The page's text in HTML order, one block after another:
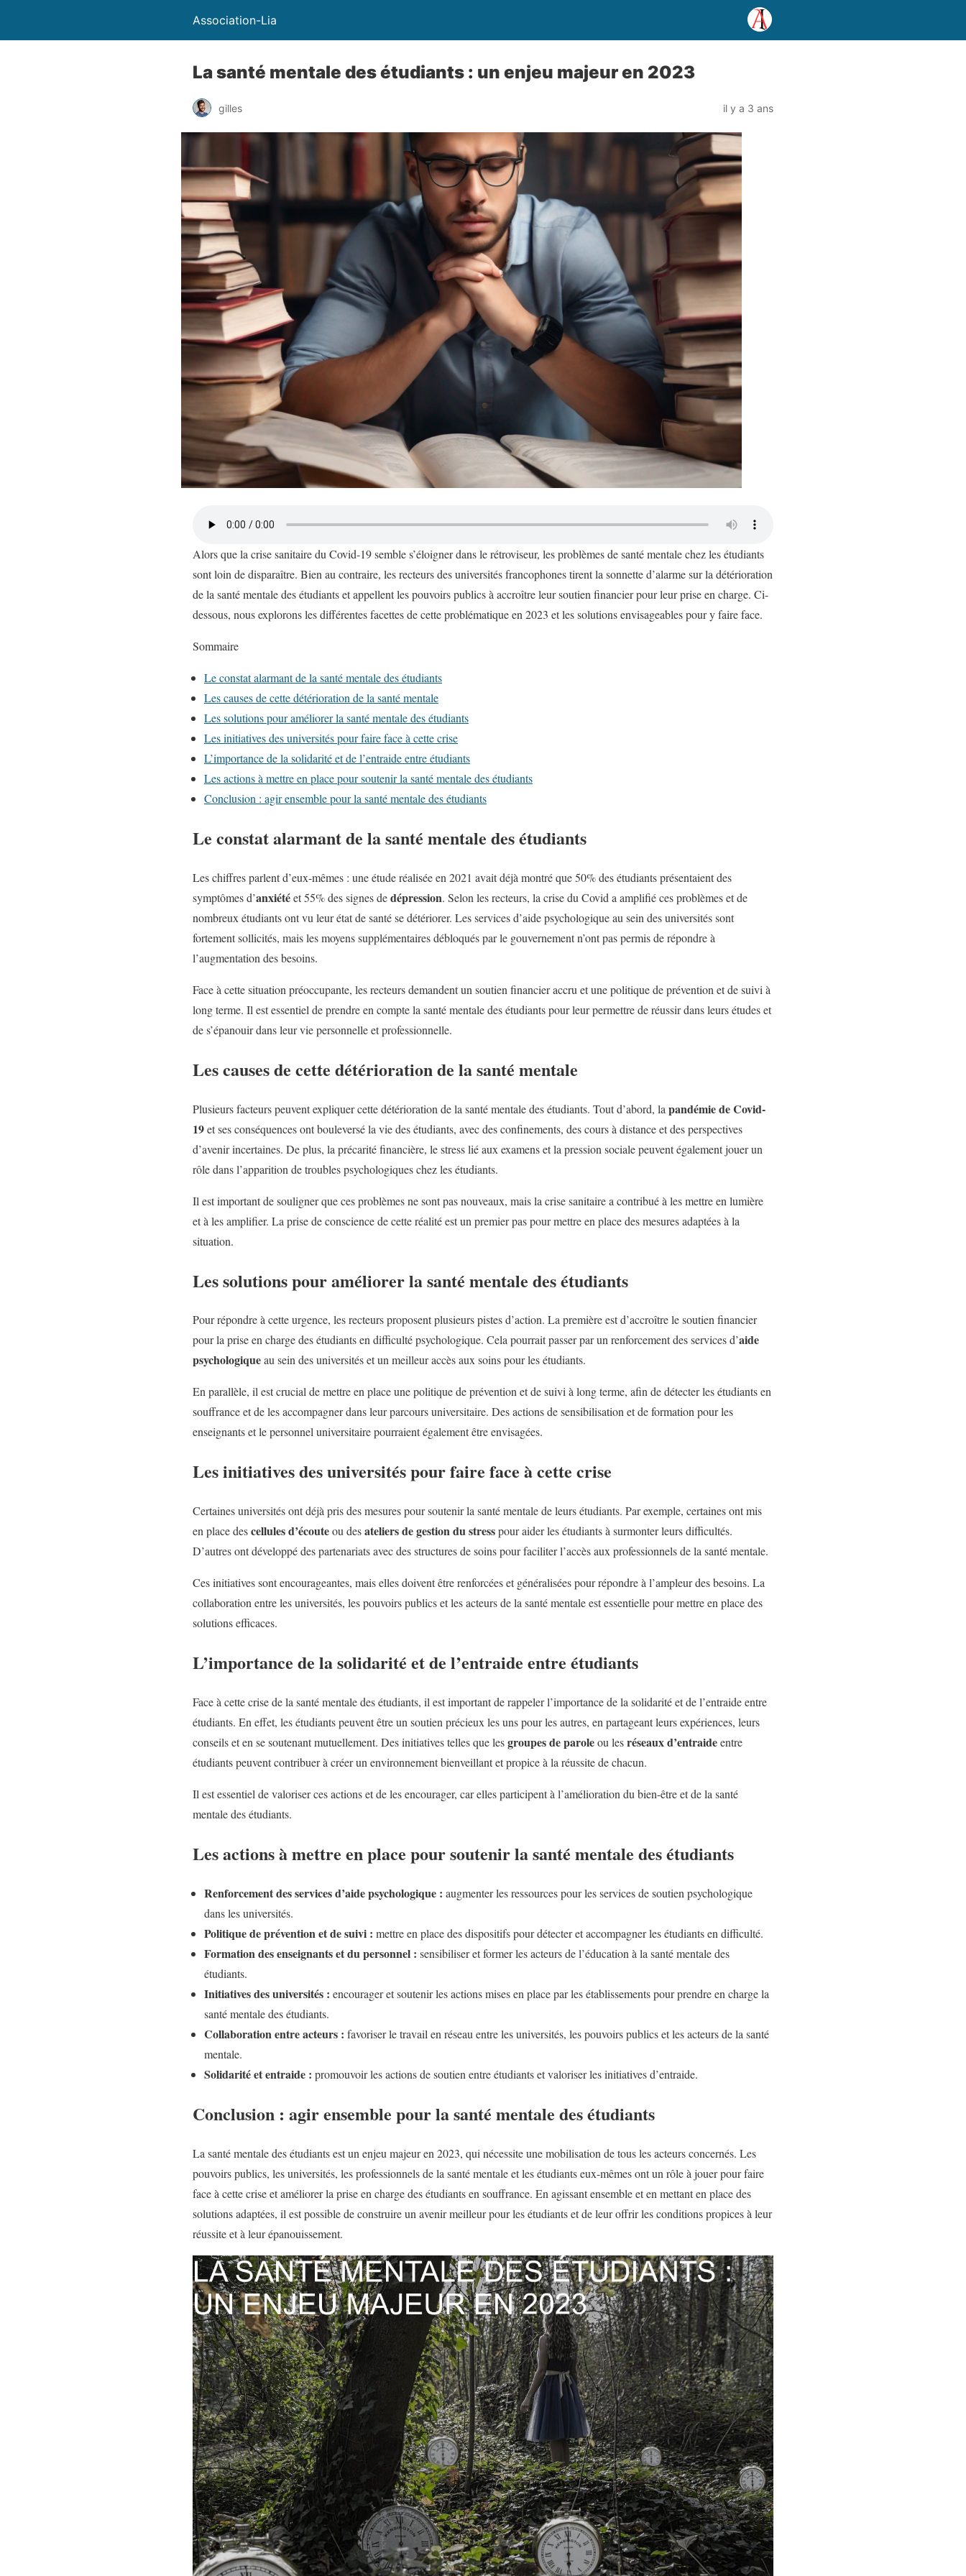
Association-Lia
La santé mentale des étudiants : un enjeu majeur en 2023
gilles il y a 3 ans
Alors que la crise sanitaire du Covid-19 semble s’éloigner dans le rétroviseur, les problèmes de santé mentale chez les étudiants
sont loin de disparaître. Bien au contraire, les recteurs des universités francophones tirent la sonnette d’alarme sur la détérioration
de la santé mentale des étudiants et appellent les pouvoirs publics à accroître leur soutien financier pour leur prise en charge. Ci-
dessous, nous explorons les différentes facettes de cette problématique en 2023 et les solutions envisageables pour y faire face.
Sommaire
Le constat alarmant de la santé mentale des étudiants
Les causes de cette détérioration de la santé mentale
Les solutions pour améliorer la santé mentale des étudiants
Les initiatives des universités pour faire face à cette crise
L’importance de la solidarité et de l’entraide entre étudiants
Les actions à mettre en place pour soutenir la santé mentale des étudiants
Conclusion : agir ensemble pour la santé mentale des étudiants
Le constat alarmant de la santé mentale des étudiants
Les chiffres parlent d’eux-mêmes : une étude réalisée en 2021 avait déjà montré que 50% des étudiants présentaient des
symptômes d’anxiétéet 55% des signes dedépression. Selon les recteurs, la crise du Covid a amplifié ces problèmes et de
nombreux étudiants ont vu leur état de santé se détériorer. Les services d’aide psychologique au sein des universités sont
fortement sollicités, mais les moyens supplémentaires débloqués par le gouvernement n’ont pas permis de répondre à
l’augmentation des besoins.
Face à cette situation préoccupante, les recteurs demandent un soutien financier accru et une politique de prévention et de suivi à
long terme. Il est essentiel de prendre en compte la santé mentale des étudiants pour leur permettre de réussir dans leurs études et
de s’épanouir dans leur vie personnelle et professionnelle.
Les causes de cette détérioration de la santé mentale
Plusieurs facteurs peuvent expliquer cette détérioration de la santé mentale des étudiants. Tout d’abord, la pandémie de Covid-
19et ses conséquences ont bouleversé la vie des étudiants, avec des confinements, des cours à distance et des perspectives
d’avenir incertaines. De plus, la précarité financière, le stress lié aux examens et la pression sociale peuvent également jouer un
rôle dans l’apparition de troubles psychologiques chez les étudiants.
Il est important de souligner que ces problèmes ne sont pas nouveaux, mais la crise sanitaire a contribué à les mettre en lumière
et à les amplifier. La prise de conscience de cette réalité est un premier pas pour mettre en place des mesures adaptées à la
situation.
Les solutions pour améliorer la santé mentale des étudiants
Pour répondre à cette urgence, les recteurs proposent plusieurs pistes d’action. La première est d’accroître le soutien financier
pour la prise en charge des étudiants en difficulté psychologique. Cela pourrait passer par un renforcement des services d’aide
psychologiqueau sein des universités et un meilleur accès aux soins pour les étudiants.
En parallèle, il est crucial de mettre en place une politique de prévention et de suivi à long terme, afin de détecter les étudiants en
souffrance et de les accompagner dans leur parcours universitaire. Des actions de sensibilisation et de formation pour les
enseignants et le personnel universitaire pourraient également être envisagées.
Les initiatives des universités pour faire face à cette crise
Certaines universités ont déjà pris des mesures pour soutenir la santé mentale de leurs étudiants. Par exemple, certaines ont mis
en place descellules d’écouteou desateliers de gestion du stresspour aider les étudiants à surmonter leurs difficultés.
D’autres ont développé des partenariats avec des structures de soins pour faciliter l’accès aux professionnels de la santé mentale.
Ces initiatives sont encourageantes, mais elles doivent être renforcées et généralisées pour répondre à l’ampleur des besoins. La
collaboration entre les universités, les pouvoirs publics et les acteurs de la santé mentale est essentielle pour mettre en place des
solutions efficaces.
L’importance de la solidarité et de l’entraide entre étudiants
Face à cette crise de la santé mentale des étudiants, il est important de rappeler l’importance de la solidarité et de l’entraide entre
étudiants. En effet, les étudiants peuvent être un soutien précieux les uns pour les autres, en partageant leurs expériences, leurs
conseils et en se soutenant mutuellement. Des initiatives telles que lesgroupes de paroleou lesréseaux d’entraideentre
étudiants peuvent contribuer à créer un environnement bienveillant et propice à la réussite de chacun.
Il est essentiel de valoriser ces actions et de les encourager, car elles participent à l’amélioration du bien-être et de la santé
mentale des étudiants.
Les actions à mettre en place pour soutenir la santé mentale des étudiants
Renforcement des services d’aide psychologique : augmenter les ressources pour les services de soutien psychologique
dans les universités.
Politique de prévention et de suivi : mettre en place des dispositifs pour détecter et accompagner les étudiants en difficulté.
Formation des enseignants et du personnel : sensibiliser et former les acteurs de l’éducation à la santé mentale des
étudiants.
Initiatives des universités : encourager et soutenir les actions mises en place par les établissements pour prendre en charge la
santé mentale des étudiants.
Collaboration entre acteurs : favoriser le travail en réseau entre les universités, les pouvoirs publics et les acteurs de la santé
mentale.
Solidarité et entraide : promouvoir les actions de soutien entre étudiants et valoriser les initiatives d’entraide.
Conclusion : agir ensemble pour la santé mentale des étudiants
La santé mentale des étudiants est un enjeu majeur en 2023, qui nécessite une mobilisation de tous les acteurs concernés. Les
pouvoirs publics, les universités, les professionnels de la santé mentale et les étudiants eux-mêmes ont un rôle à jouer pour faire
face à cette crise et améliorer la prise en charge des étudiants en souffrance. En agissant ensemble et en mettant en place des
solutions adaptées, il est possible de construire un avenir meilleur pour les étudiants et de leur offrir les conditions propices à leur
réussite et à leur épanouissement.